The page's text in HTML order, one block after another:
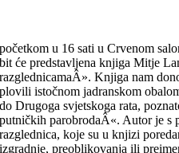
početkom u 16 sati u Crvenom
bit će predstavljena knjiga Mitje
razglednicamaÂ». Knjiga nam
plovili istočnom jadranskom
do Drugoga svjetskoga rata,
putničkih parobrodaÂ«. Autor je s
razglednica, koje su u knjizi
izgradnje, preoblikovanja ili